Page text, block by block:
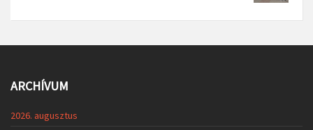
ARCHÍVUM
2026. augusztus